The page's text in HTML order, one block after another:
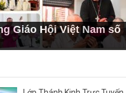
Giáo Hội Việt Nam số